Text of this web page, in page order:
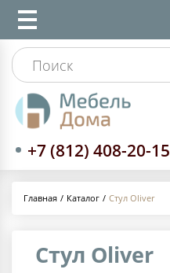
+7 (812) 408-20-15
Главная Каталог Стул Oliver
Стул Oliver